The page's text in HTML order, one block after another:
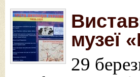
музеї
29